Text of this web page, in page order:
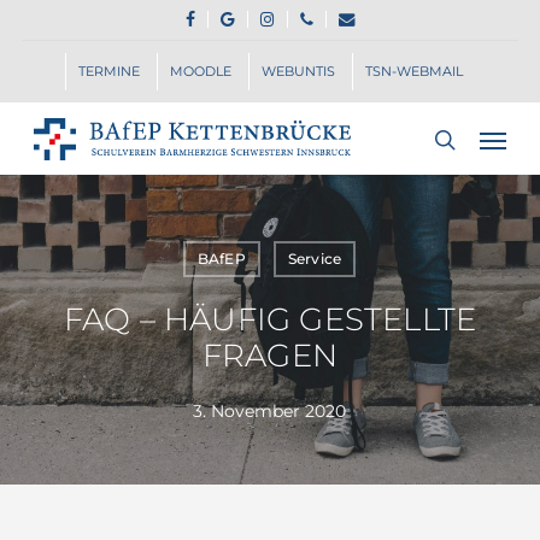
content
FACEBOOK
GOOGLE-
PLUS
INSTAGRAM
PHONEEMAIL
TERMINE MOODLE WEBUNTIS TSN-WEBMAIL
search
Menu
BAfEP Service
FAQ – HÄUFIG GESTELLTE
FRAGEN
3. November 2020